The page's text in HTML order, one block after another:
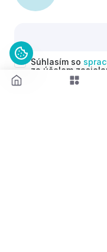
Súhlasím so
za účelom
(newsletterov) v
Nariadenia